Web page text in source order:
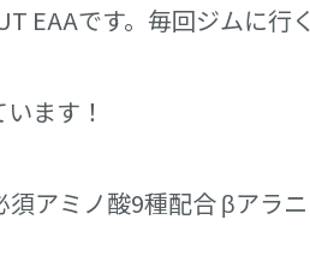
EAAです。毎回ジムに行
ます！
アミノ酸9種配合 βアラ